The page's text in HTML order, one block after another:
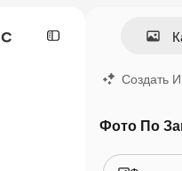
Создать
Фото По